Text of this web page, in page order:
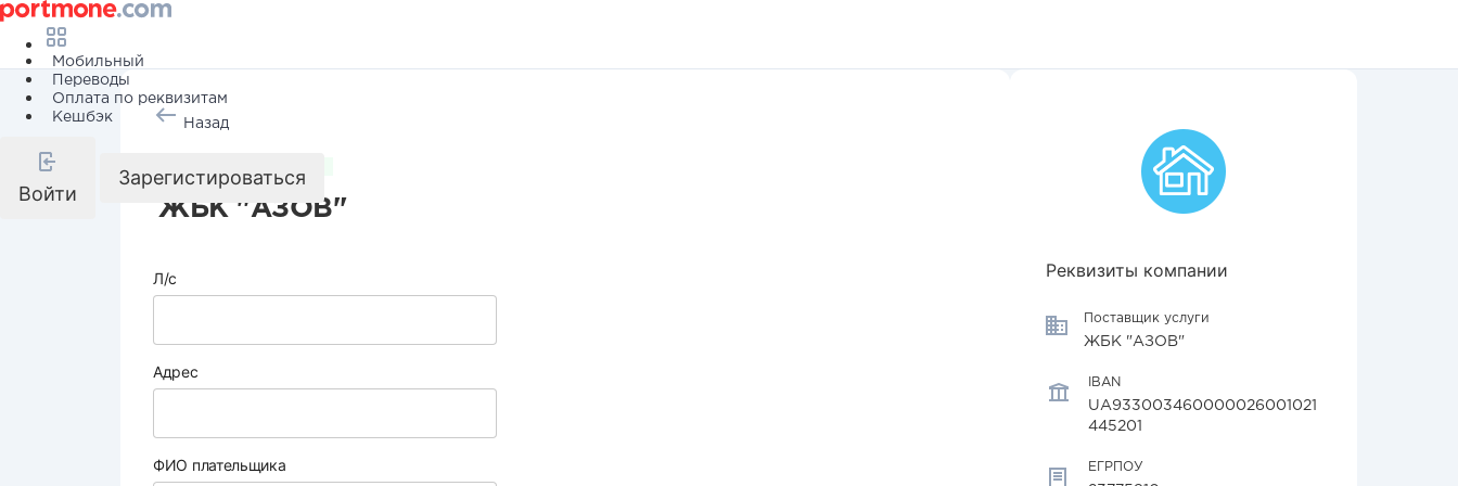
Мобильный
Переводы
Оплата по реквизитам
Кешбэк
Войти
Зарегистироваться
Назад
ЖБК "АЗОВ"
Л/с
Адрес
ФИО плательщика
Реквизиты компании
Поставщик услуги
ЖБК "АЗОВ"
IBAN
UA933003460000026001021
445201
ЕГРПОУ